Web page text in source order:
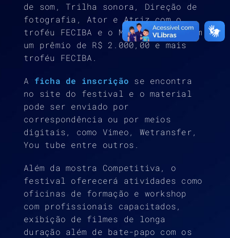
de som, Trilha sonora, Direção de
fotografia, Ator e Atriz com o
troféu FECIBA e o Melhor filme com
um prêmio de R$ 2.000,00 e mais
troféu FECIBA.
A ficha de inscrição se encontra
no site do festival e o material
pode ser enviado por
correspondência ou por meios
digitais, como Vimeo, Wetransfer,
You tube entre outros.
Além da mostra Competitiva, o
festival oferecerá atividades como
oficinas de formação e workshop
com profissionais capacitados,
exibição de filmes de longa
duração além de bate-papo com os